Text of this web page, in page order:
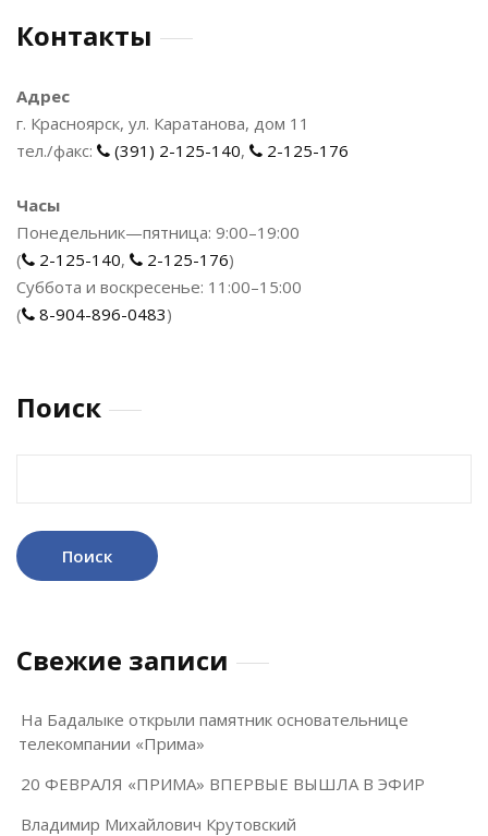
Контакты
Адрес
г. Красноярск, ул. Каратанова, дом 11
тел./факс:
(391) 2-125-140, 2-125-176
Часы
Понедельник—пятница: 9:00–19:00
(
2-125-140, 2-125-176)
Суббота и воскресенье: 11:00–15:00
(
8-904-896-0483)
Поиск
Свежие записи
На Бадалыке открыли памятник основательнице
телекомпании «Прима»
20 ФЕВРАЛЯ «ПРИМА» ВПЕРВЫЕ ВЫШЛА В ЭФИР
Владимир Михайлович Крутовский